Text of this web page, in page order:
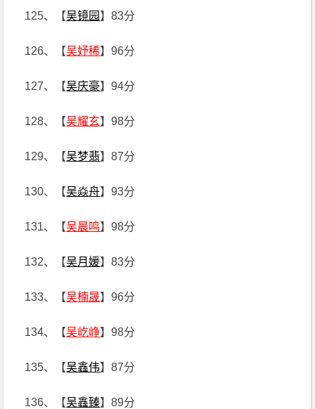
125、【吴镜园 】83分
126、【吴妤稀】96分
127、【吴庆豪】94分
128、【吴耀玄】98分
129、【吴梦翡】87分
130、【吴焱舟】93分
131、【吴晨鸣】98分
132、【吴月媛】83分
133、【吴楠晟】96分
134、【吴屹峥】98分
135、【吴鑫伟】87分
136、【吴鑫臻】89分